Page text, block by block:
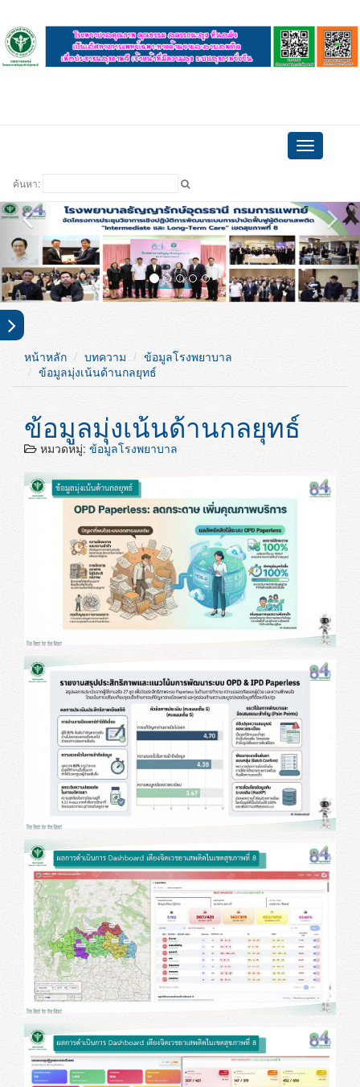
Toggle
navigation
ค้นหา:
หน้าหลัก บทความ
ข้อมูลโรงพยาบาล
ข้อมูลมุ่งเน้นด้านกลยุทธ์
ข้อมูลมุ่งเน้นด้านกลยุทธ์
หมวดหมู่: ข้อมูลโรงพยาบาล